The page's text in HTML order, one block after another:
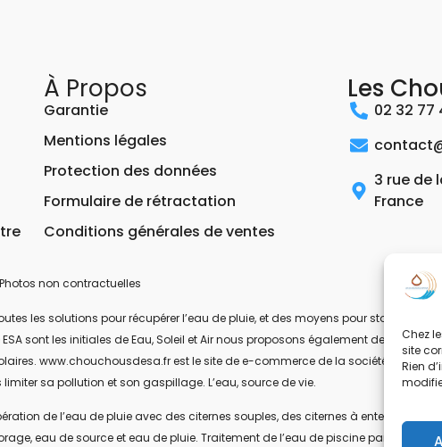
Chez
site
Rien
À Propos
Garantie
Mentions légales
Protection des données
Formulaire de rétractation
Conditions générales de ventes
Les
02 32 77
3 rue de
France
non contractuelles
les solutions pour récupérer l’eau de pluie, et des moyens pour stocker,
ESA sont les initiales de Eau, Soleil et Air nous proposons également des
www.chouchousdesa.fr est le site de e-commerce de la société ESA
sa pollution et son gaspillage. L’eau, source de vie.
de l’eau de pluie avec des citernes souples, des citernes à enterrer, ou
eau de source et eau de pluie. Traitement de l’eau de piscine par UV-C.